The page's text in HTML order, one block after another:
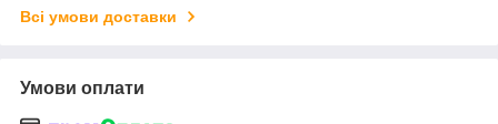
Всі умови доставки
Умови оплати